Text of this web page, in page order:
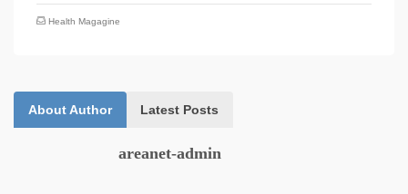
Health Magagine
About Author Latest Posts
areanet-admin